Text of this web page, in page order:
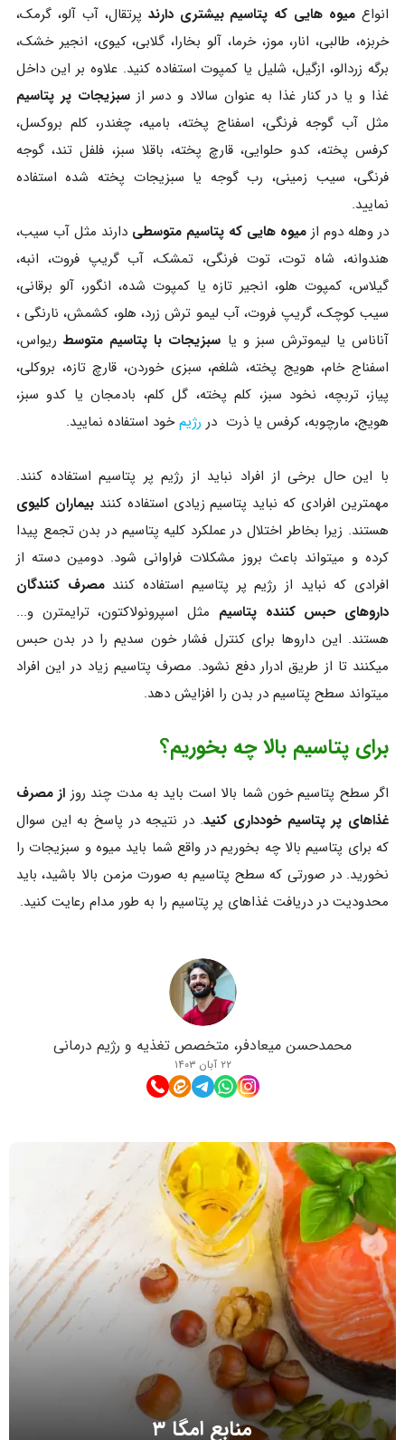
انواع میوه هایی که پتاسیم بیشتری دارند پرتقال، آب آلو، گرمک،
خربزه، طالبی، انار، موز، خرما، آلو بخارا، گلابی، کیوی، انجیر خشک،
برگه زردالو، ازگیل، شلیل یا کمپوت استفاده کنید. علاوه بر این داخل
غذا و یا در کنار غذا به عنوان سالاد و دسر ازسبزیجات پر پتاسیم
مثل آب گوجه فرنگی، اسفناج پخته، بامیه، چغندر، کلم بروکسل،
کرفس پخته، کدو حلوایی، قارچ پخته، باقلا سبز، فلفل تند، گوجه
فرنگی، سیب زمینی، رب گوجه یا سبزیجات پخته شده استفاده
نمایید.
در وهله دوم از میوه هایی که پتاسیم متوسطی دارند مثل آب سیب،
هندوانه، شاه توت، توت فرنگی، تمشک، آب گریپ فروت، انبه،
گیلاس، کمپوت هلو، انجیر تازه یا کمپوت شده، انگور، آلو برقانی،
سیب کوچک، گریپ فروت، آب لیمو ترش زرد، هلو، کشمش، نارنگی ،
آناناس یا لیموترش سبز و یا سبزیجات با پتاسیم متوسطریواس،
اسفناج خام، هویج پخته، شلغم، سبزی خوردن، قارچ تازه، بروکلی،
پیاز، تربچه، نخود سبز، کلم پخته، گل کلم، بادمجان یا کدو سبز،
هویج، مارچوبه، کرفس یا ذرت در رژیمخود استفاده نمایید.
با این حال برخی از افراد نباید از رژیم پر پتاسیم استفاده کنند.
مهمترین افرادی که نباید پتاسیم زیادی استفاده کنندبیماران کلیوی
هستند. زیرا بخاطر اختلال در عملکرد کلیه پتاسیم در بدن تجمع پیدا
کرده و میتواند باعث بروز مشکلات فراوانی شود. دومین دسته از
افرادی که نباید از رژیم پر پتاسیم استفاده کنندمصرف کنندگان
داروهای حبس کننده پتاسیم مثل اسپرونولاکتون، ترایمترن و...
هستند. این داروها برای کنترل فشار خون سدیم را در بدن حبس
میکنند تا از طریق ادرار دفع نشود. مصرف پتاسیم زیاد در این افراد
میتواند سطح پتاسیم در بدن را افزایش دهد.
برای پتاسیم بالا چه بخوریم؟
اگر سطح پتاسیم خون شما بالا است باید به مدت چند روز از مصرف
غذاهای پر پتاسیم خودداری کنید. در نتیجه در پاسخ به این سوال
که برای پتاسیم بالا چه بخوریم در واقع شما باید میوه و سبزیجات را
نخورید. در صورتی که سطح پتاسیم به صورت مزمن بالا باشید، باید
محدودیت در دریافت غذاهای پر پتاسیم را به طور مدام رعایت کنید.
محمدحسن میعادفر، متخصص تغذیه و رژیم درمانی
۲۲ آبان ۱۴۰۳
منابع امگا ۳